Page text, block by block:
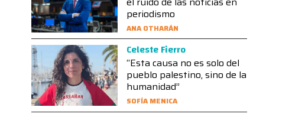
periodismo
ANA OTHARÁN
Celeste Fierro
“Esta causa no es solo del
pueblo palestino, sino de la
humanidad”
SOFÍA MENICA